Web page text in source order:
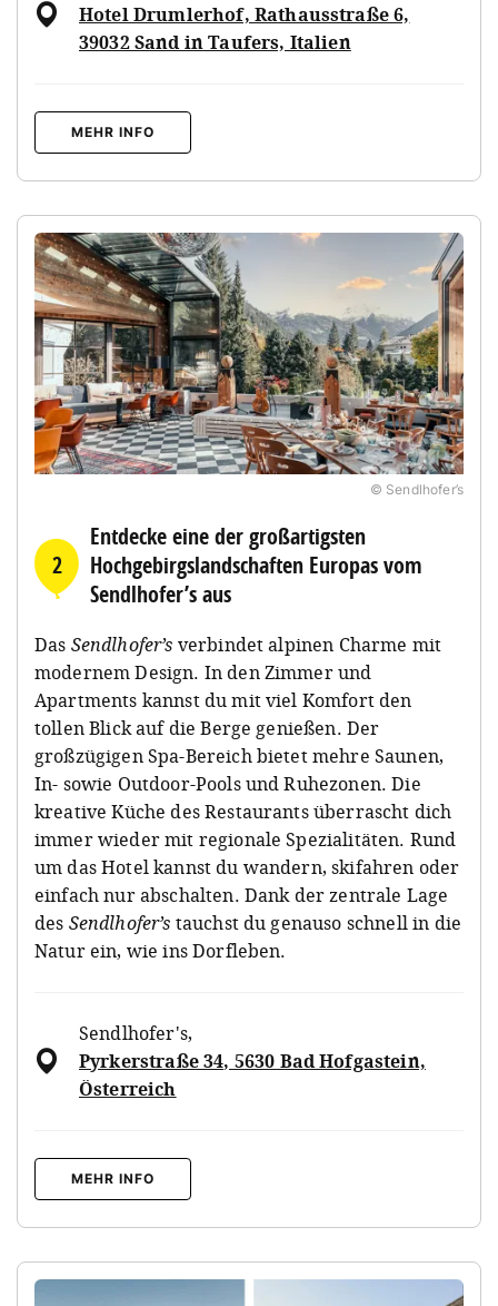
Hotel Drumlerhof, Rathausstraße 6,
39032 Sand in Taufers, Italien
MEHR INFO
© Sendlhofer’s
2
Entdecke eine der großartigsten
Hochgebirgslandschaften Europas vom
Sendlhofer’s aus
Das Sendlhofer’s verbindet alpinen Charme mit
modernem Design. In den Zimmer und
Apartments kannst du mit viel Komfort den
tollen Blick auf die Berge genießen. Der
großzügigen Spa-Bereich bietet mehre Saunen,
In- sowie Outdoor-Pools und Ruhezonen. Die
kreative Küche des Restaurants überrascht dich
immer wieder mit regionale Spezialitäten. Rund
um das Hotel kannst du wandern, skifahren oder
einfach nur abschalten. Dank der zentrale Lage
des Sendlhofer’s tauchst du genauso schnell in die
Natur ein, wie ins Dorfleben.
Sendlhofer's,
Pyrkerstraße 34, 5630 Bad Hofgastein,
Österreich
MEHR INFO